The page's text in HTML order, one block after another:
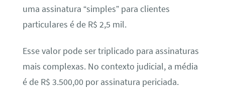
uma assinatura “simples” para clientes
particulares é de R$ 2,5 mil.
Esse valor pode ser triplicado para assinaturas
mais complexas. No contexto judicial, a média
é de R$ 3.500,00 por assinatura periciada.